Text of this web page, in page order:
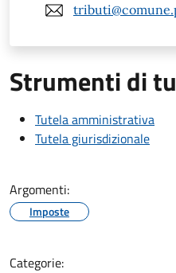
Strumenti di
Tutela amministrativa
Tutela giurisdizionale
Argomenti:
Imposte
Categorie: